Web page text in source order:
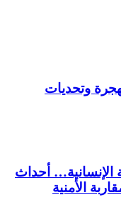
وتحديات
الإنسانية… أحداث
الأمنية